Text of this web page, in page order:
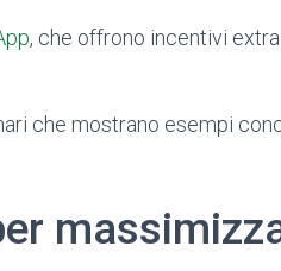
, che offrono incentivi
che mostrano esempi